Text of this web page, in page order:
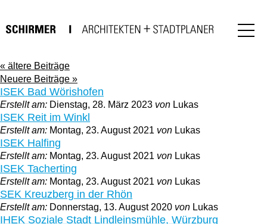
« ältere Beiträge
Neuere Beiträge »
ISEK Bad Wörishofen
Erstellt am: Dienstag, 28. März 2023 von Lukas
ISEK Reit im Winkl
Erstellt am: Montag, 23. August 2021 von Lukas
ISEK Halfing
Erstellt am: Montag, 23. August 2021 von Lukas
ISEK Tacherting
Erstellt am: Montag, 23. August 2021 von Lukas
SEK Kreuzberg in der Rhön
Erstellt am: Donnerstag, 13. August 2020 von Lukas
IHEK Soziale Stadt Lindleinsmühle, Würzburg